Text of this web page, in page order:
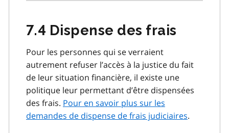
7.4 Dispense des frais
Pour les personnes qui se verraient
autrement refuser l’accès à la justice du fait
de leur situation financière, il existe une
politique leur permettant d’être dispensées
des frais. Pour en savoir plus sur les
demandes de dispense de frais judiciaires.